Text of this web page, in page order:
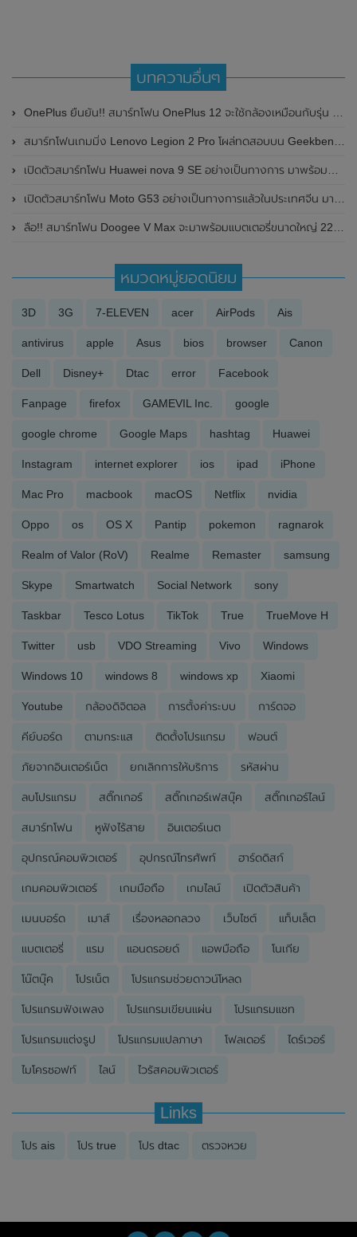
บทความอื่นๆ
OnePlus ยืนยัน!! สมาร์ทโฟน OnePlus 12 จะใช้กล้องเหมือนกับรุ่น OnePlus Open และ Oppo Find N3
สมาร์ทโฟนเกมมิ่ง Lenovo Legion 2 Pro โผล่ทดสอบบน Geekbench มาพร้อมชิปเซ็ต Snapdragon 888 และ RAM 16GB
เปิดตัวสมาร์ทโฟน Huawei nova 9 SE อย่างเป็นทางการ มาพร้อมกล้องความละเอียดสูงถึง 108MP และรองรับการชาร์จไว 66W
เปิดตัวสมาร์ทโฟน Moto G53 อย่างเป็นทางการแล้วในประเทศจีน มาพร้อมหน้าจอแสดงผล 120Hz , กล้องหลัก ความละเอียด 50MP และแบตเตอรี่ 5,000mAh
ลือ!! สมาร์ทโฟน Doogee V Max จะมาพร้อมแบตเตอรี่ขนาดใหญ่ 22,000 mAh , กล้อง Night Vision และชิปเซ็ต MediaTek Dimensity 1080 คาดอาจเปิดตัวในเดือนกุมภาพันธ์
หมวดหมู่ยอดนิยม
3D 3G 7-ELEVEN acer AirPods Ais
antivirus apple Asus bios browser Canon
Dell Disney+ Dtac error Facebook
Fanpage firefox GAMEVIL Inc. google
google chrome Google Maps hashtag Huawei
Instagram internet explorer ios ipad iPhone
Mac Pro macbook macOS Netflix nvidia
Oppo os OS X Pantip pokemon ragnarok
Realm of Valor (RoV) Realme Remaster samsung
Skype Smartwatch Social Network sony
Taskbar Tesco Lotus TikTok True TrueMove H
Twitter usb VDO Streaming Vivo Windows
Windows 10 windows 8 windows xp Xiaomi
Youtube กล้องดิจิตอล การตั้งค่าระบบ การ์ดจอ
คีย์บอร์ด ตามกระแส ติดตั้งโปรแกรม ฟอนต์
ภัยจากอินเตอร์เน็ต ยกเลิกการให้บริการ รหัสผ่าน
ลบโปรแกรม สติ๊กเกอร์ สติ๊กเกอร์เฟสบุ๊ค สติ๊กเกอร์ไลน์
สมาร์ทโฟน หูฟังไร้สาย อินเตอร์เนต
อุปกรณ์คอมพิวเตอร์ อุปกรณ์โทรศัพท์ ฮาร์ดดิสก์
เกมคอมพิวเตอร์ เกมมือถือ เกมไลน์ เปิดตัวสินค้า
เมนบอร์ด เมาส์ เรื่องหลอกลวง เว็บไซต์ แท็บเล็ต
แบตเตอรี่ แรม แอนดรอยด์ แอพมือถือ โนเกีย
โน๊ตบุ๊ค โปรเน็ต โปรแกรมช่วยดาวน์โหลด
โปรแกรมฟังเพลง โปรแกรมเขียนแผ่น โปรแกรมแชท
โปรแกรมแต่งรูป โปรแกรมแปลภาษา โฟลเดอร์ ไดร์เวอร์
ไมโครซอฟท์ ไลน์ ไวรัสคอมพิวเตอร์
Links
โปร ais โปร true โปร dtac ตรวจหวย